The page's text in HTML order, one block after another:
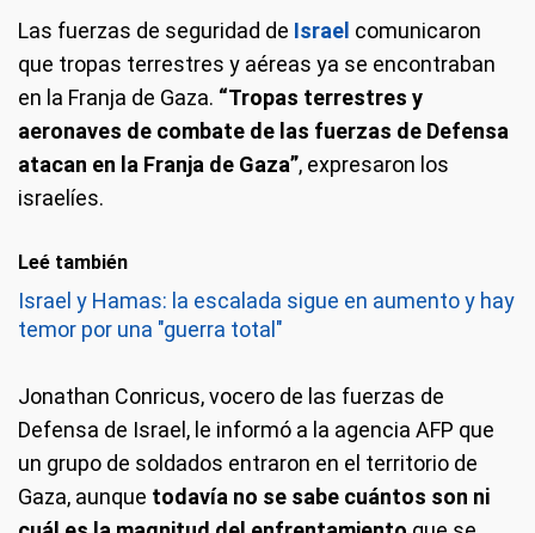
Las fuerzas de seguridad de Israel comunicaron
que tropas terrestres y aéreas ya se encontraban
en la Franja de Gaza. “Tropas terrestres y
aeronaves de combate de las fuerzas de Defensa
atacan en la Franja de Gaza”, expresaron los
israelíes.
Leé también
Israel y Hamas: la escalada sigue en aumento y hay
temor por una "guerra total"
Jonathan Conricus, vocero de las fuerzas de
Defensa de Israel, le informó a la agencia AFP que
un grupo de soldados entraron en el territorio de
Gaza, aunque todavía no se sabe cuántos son ni